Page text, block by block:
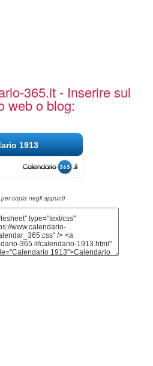
365.it - Inserire sul
web o blog:
1913
per copia negli appunti